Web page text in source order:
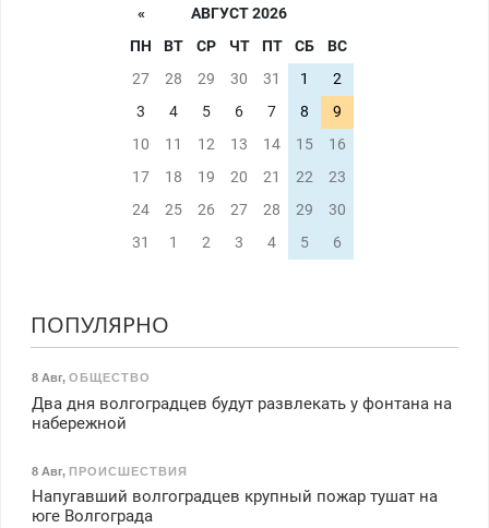
«
АВГУСТ 2026
ПН
ВТ СР ЧТ ПТ СБ
ВС
27
28 29 30 31 1
2
3
4 5 6 7 8
9
10
11 12 13 14 15
16
17
18 19 20 21 22
23
24
25 26 27 28 29
30
31
1 2 3 4 5 6
ПОПУЛЯРНО
8 Авг, ОБЩЕСТВО
Два дня волгоградцев будут развлекать у фонтана на
набережной
8 Авг, ПРОИСШЕСТВИЯ
Напугавший волгоградцев крупный пожар тушат на
юге Волгограда